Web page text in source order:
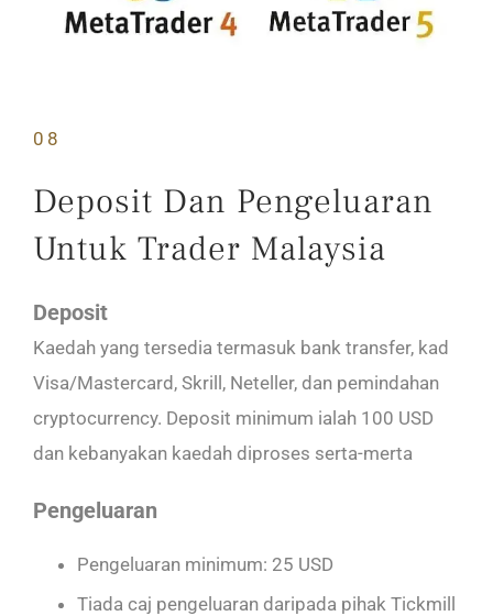
08
Deposit Dan Pengeluaran
Untuk Trader Malaysia
Deposit
Kaedah yang tersedia termasuk bank transfer, kad
Visa/Mastercard, Skrill, Neteller, dan pemindahan
cryptocurrency. Deposit minimum ialah 100 USD
dan kebanyakan kaedah diproses serta-merta
Pengeluaran
Pengeluaran minimum: 25 USD
Tiada caj pengeluaran daripada pihak Tickmill